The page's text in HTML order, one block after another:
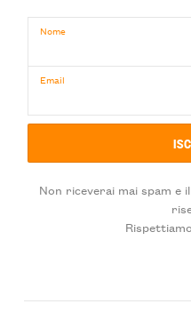
Nome
Email
Non riceverai mai spam